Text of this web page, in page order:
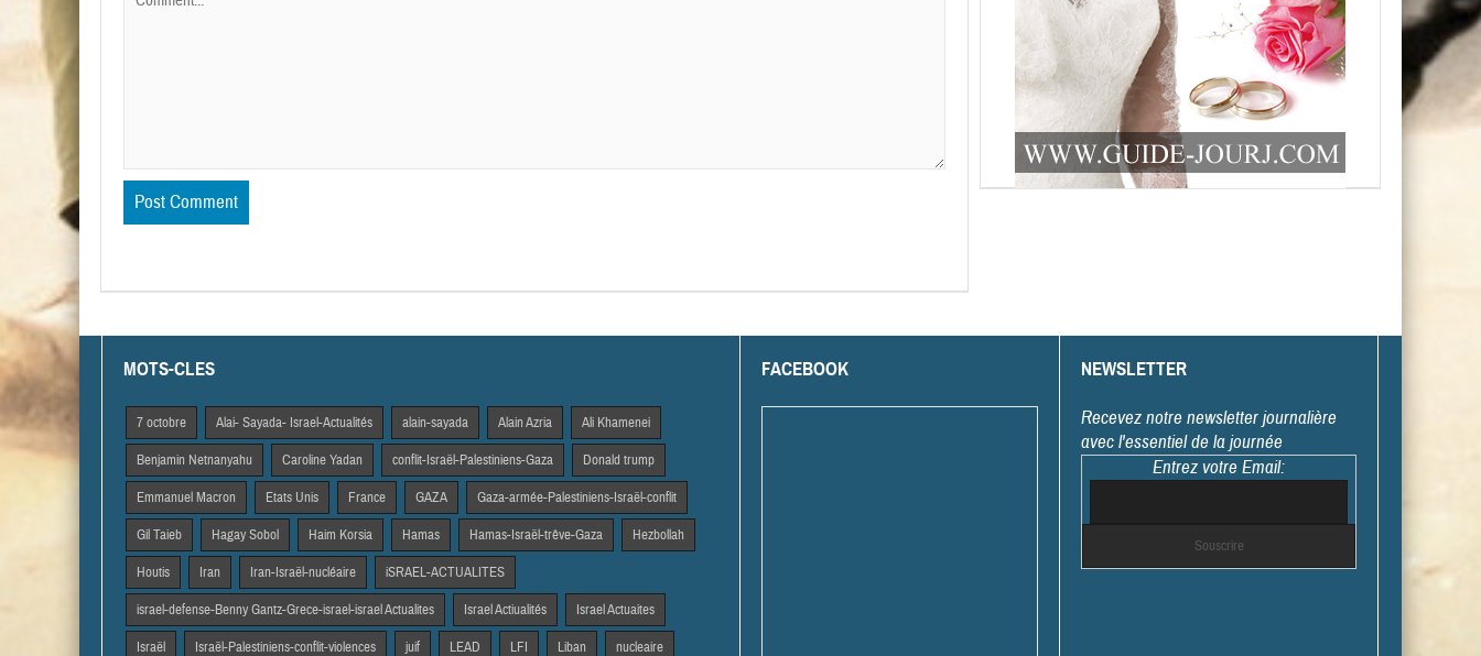
MOTS-CLES
7 octobre Alai- Sayada- Israel-Actualités alain-sayada Alain Azria Ali Khamenei
Benjamin Netnanyahu Caroline Yadan conflit-Israël-Palestiniens-Gaza Donald trump
Emmanuel Macron Etats Unis France GAZA Gaza-armée-Palestiniens-Israël-conflit
Gil Taieb Hagay Sobol Haim Korsia Hamas Hamas-Israël-trêve-Gaza Hezbollah
Houtis Iran Iran-Israël-nucléaire iSRAEL-ACTUALITES
israel-defense-Benny Gantz-Grece-israel-israel Actualites Israel Actiualités Israel Actuaites
Israël Israël-Palestiniens-conflit-violences juif LEAD LFI Liban nucleaire
FACEBOOK NEWSLETTER
Recevez notre newsletter journalière
avec l'essentiel de la journée
Entrez votre Email: